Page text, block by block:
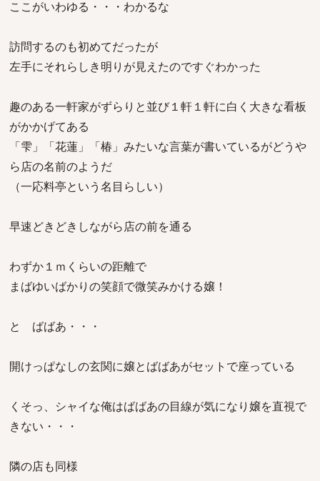
ここがいわゆる・・・わかるな
訪問するのも初めてだったが
左手にそれらしき明りが見えたのですぐわかった
趣のある一軒家がずらりと並び１軒１軒に白く大きな看板
がかかげてある
「雫」「花蓮」「椿」みたいな言葉が書いているがどうや
ら店の名前のようだ
（一応料亭という名目らしい）
早速どきどきしながら店の前を通る
わずか１ｍくらいの距離で
まばゆいばかりの笑顔で微笑みかける嬢！
と ばばあ・・・
開けっぱなしの玄関に嬢とばばあがセットで座っている
くそっ、シャイな俺はばばあの目線が気になり嬢を直視で
きない・・・
隣の店も同様